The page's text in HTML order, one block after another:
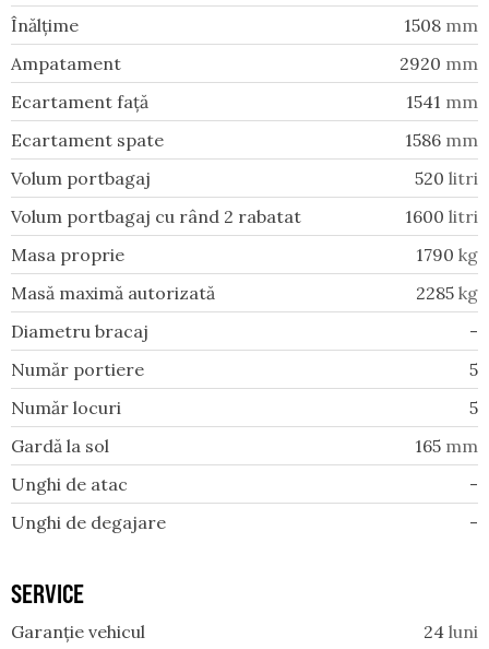
Înălțime
1508 mm
Ampatament
2920 mm
Ecartament față
1541 mm
Ecartament spate
1586 mm
Volum portbagaj
520 litri
Volum portbagaj cu rând 2 rabatat
1600 litri
Masa proprie
1790 kg
Masă maximă autorizată
2285 kg
Diametru bracaj
-
Număr portiere
5
Număr locuri
5
Gardă la sol
165 mm
Unghi de atac
-
Unghi de degajare
-
SERVICE
Garanție vehicul 24 luni